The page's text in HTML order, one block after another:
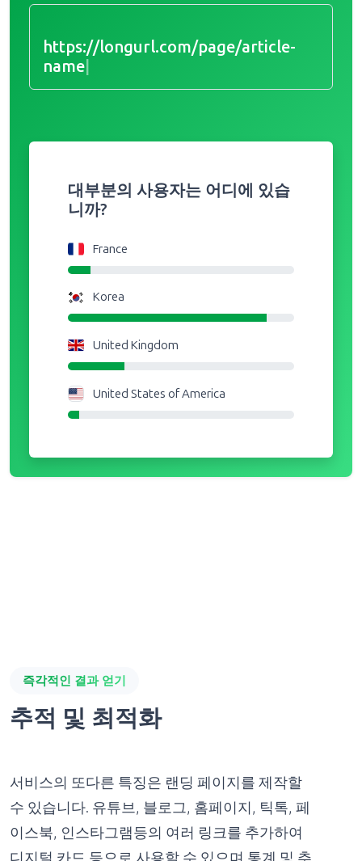
https://longurl.com/page/article-n
니까?
United Kingdom
United States of America
수 있습니다. 유튜브, 블로그, 홈페이지, 틱톡, 페
이스북, 인스타그램등의 여러 링크를 추가하여
디지털 카드 등으로 사용할 수 있으며 통계 및 추